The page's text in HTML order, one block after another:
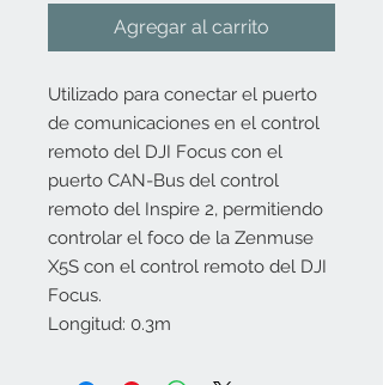
Agregar al carrito
Utilizado para conectar el puerto
de comunicaciones en el control
remoto del DJI Focus con el
puerto CAN-Bus del control
remoto del Inspire 2, permitiendo
controlar el foco de la Zenmuse
X5S con el control remoto del DJI
Focus.
Longitud: 0.3m